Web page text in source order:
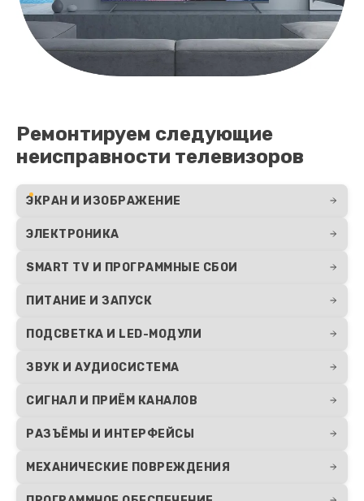
Ремонтируем следующие
неисправности телевизоров
ЭКРАН И ИЗОБРАЖЕНИЕ
ЭЛЕКТРОНИКА
SMART TV И ПРОГРАММНЫЕ СБОИ
ПИТАНИЕ И ЗАПУСК
ПОДСВЕТКА И LED-МОДУЛИ
ЗВУК И АУДИОСИСТЕМА
СИГНАЛ И ПРИЁМ КАНАЛОВ
РАЗЪЁМЫ И ИНТЕРФЕЙСЫ
МЕХАНИЧЕСКИЕ ПОВРЕЖДЕНИЯ